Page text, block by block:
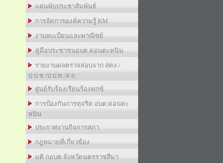
แผ่นพับประชาสัมพันธ์
การจัดการองค์ความรู้ KM
งานทะเบียนและพาณิชย์
คู่มือประชาชนอบต.ดอนตะหนิน
รายงานผลตรวจสอบจาก สตง./
ป.ป.ช./ป.ป.ท./ส.ถ.
ศูนย์รับร้องเรียนร้องทกข์
การป้องกันการทุจริต อบต.ดอนตะ
หนิน
ประกาศงานกิจการสภา
กฎหมายที่เกี่ยวข้อง
มติ กอบต.จังหวัดนครราชสีมา